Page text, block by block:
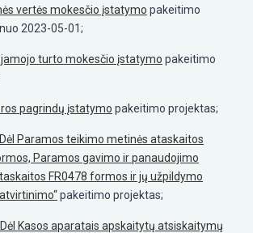
vertės mokesčio įstatymo pakeitimo
2023-05-01;
turto mokesčio įstatymo pakeitimo
pagrindų įstatymo pakeitimo projektas;
Paramos teikimo metinės ataskaitos
Paramos gavimo ir panaudojimo
FR0478 formos ir jų užpildymo
pakeitimo projektas;
Kasos aparatais apskaitytų atsiskaitymų